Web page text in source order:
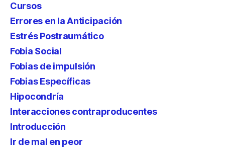
Cursos
Errores en la Anticipación
Estrés Postraumático
Fobia Social
Fobias de impulsión
Fobias Específicas
Hipocondría
Interacciones contraproducentes
Introducción
Ir de mal en peor